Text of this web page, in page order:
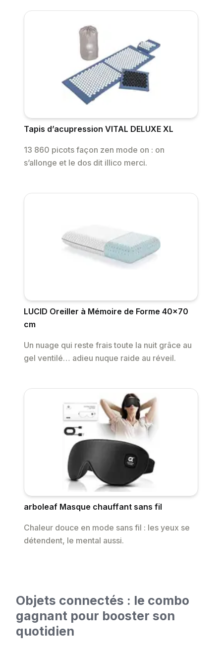
Tapis d’acupression VITAL DELUXE XL
13 860 picots façon zen mode on : on
s’allonge et le dos dit illico merci.
LUCID Oreiller à Mémoire de Forme 40x70
cm
Un nuage qui reste frais toute la nuit grâce au
gel ventilé… adieu nuque raide au réveil.
arboleaf Masque chauffant sans fil
Chaleur douce en mode sans fil : les yeux se
détendent, le mental aussi.
Objets connectés : le combo
gagnant pour booster son
quotidien